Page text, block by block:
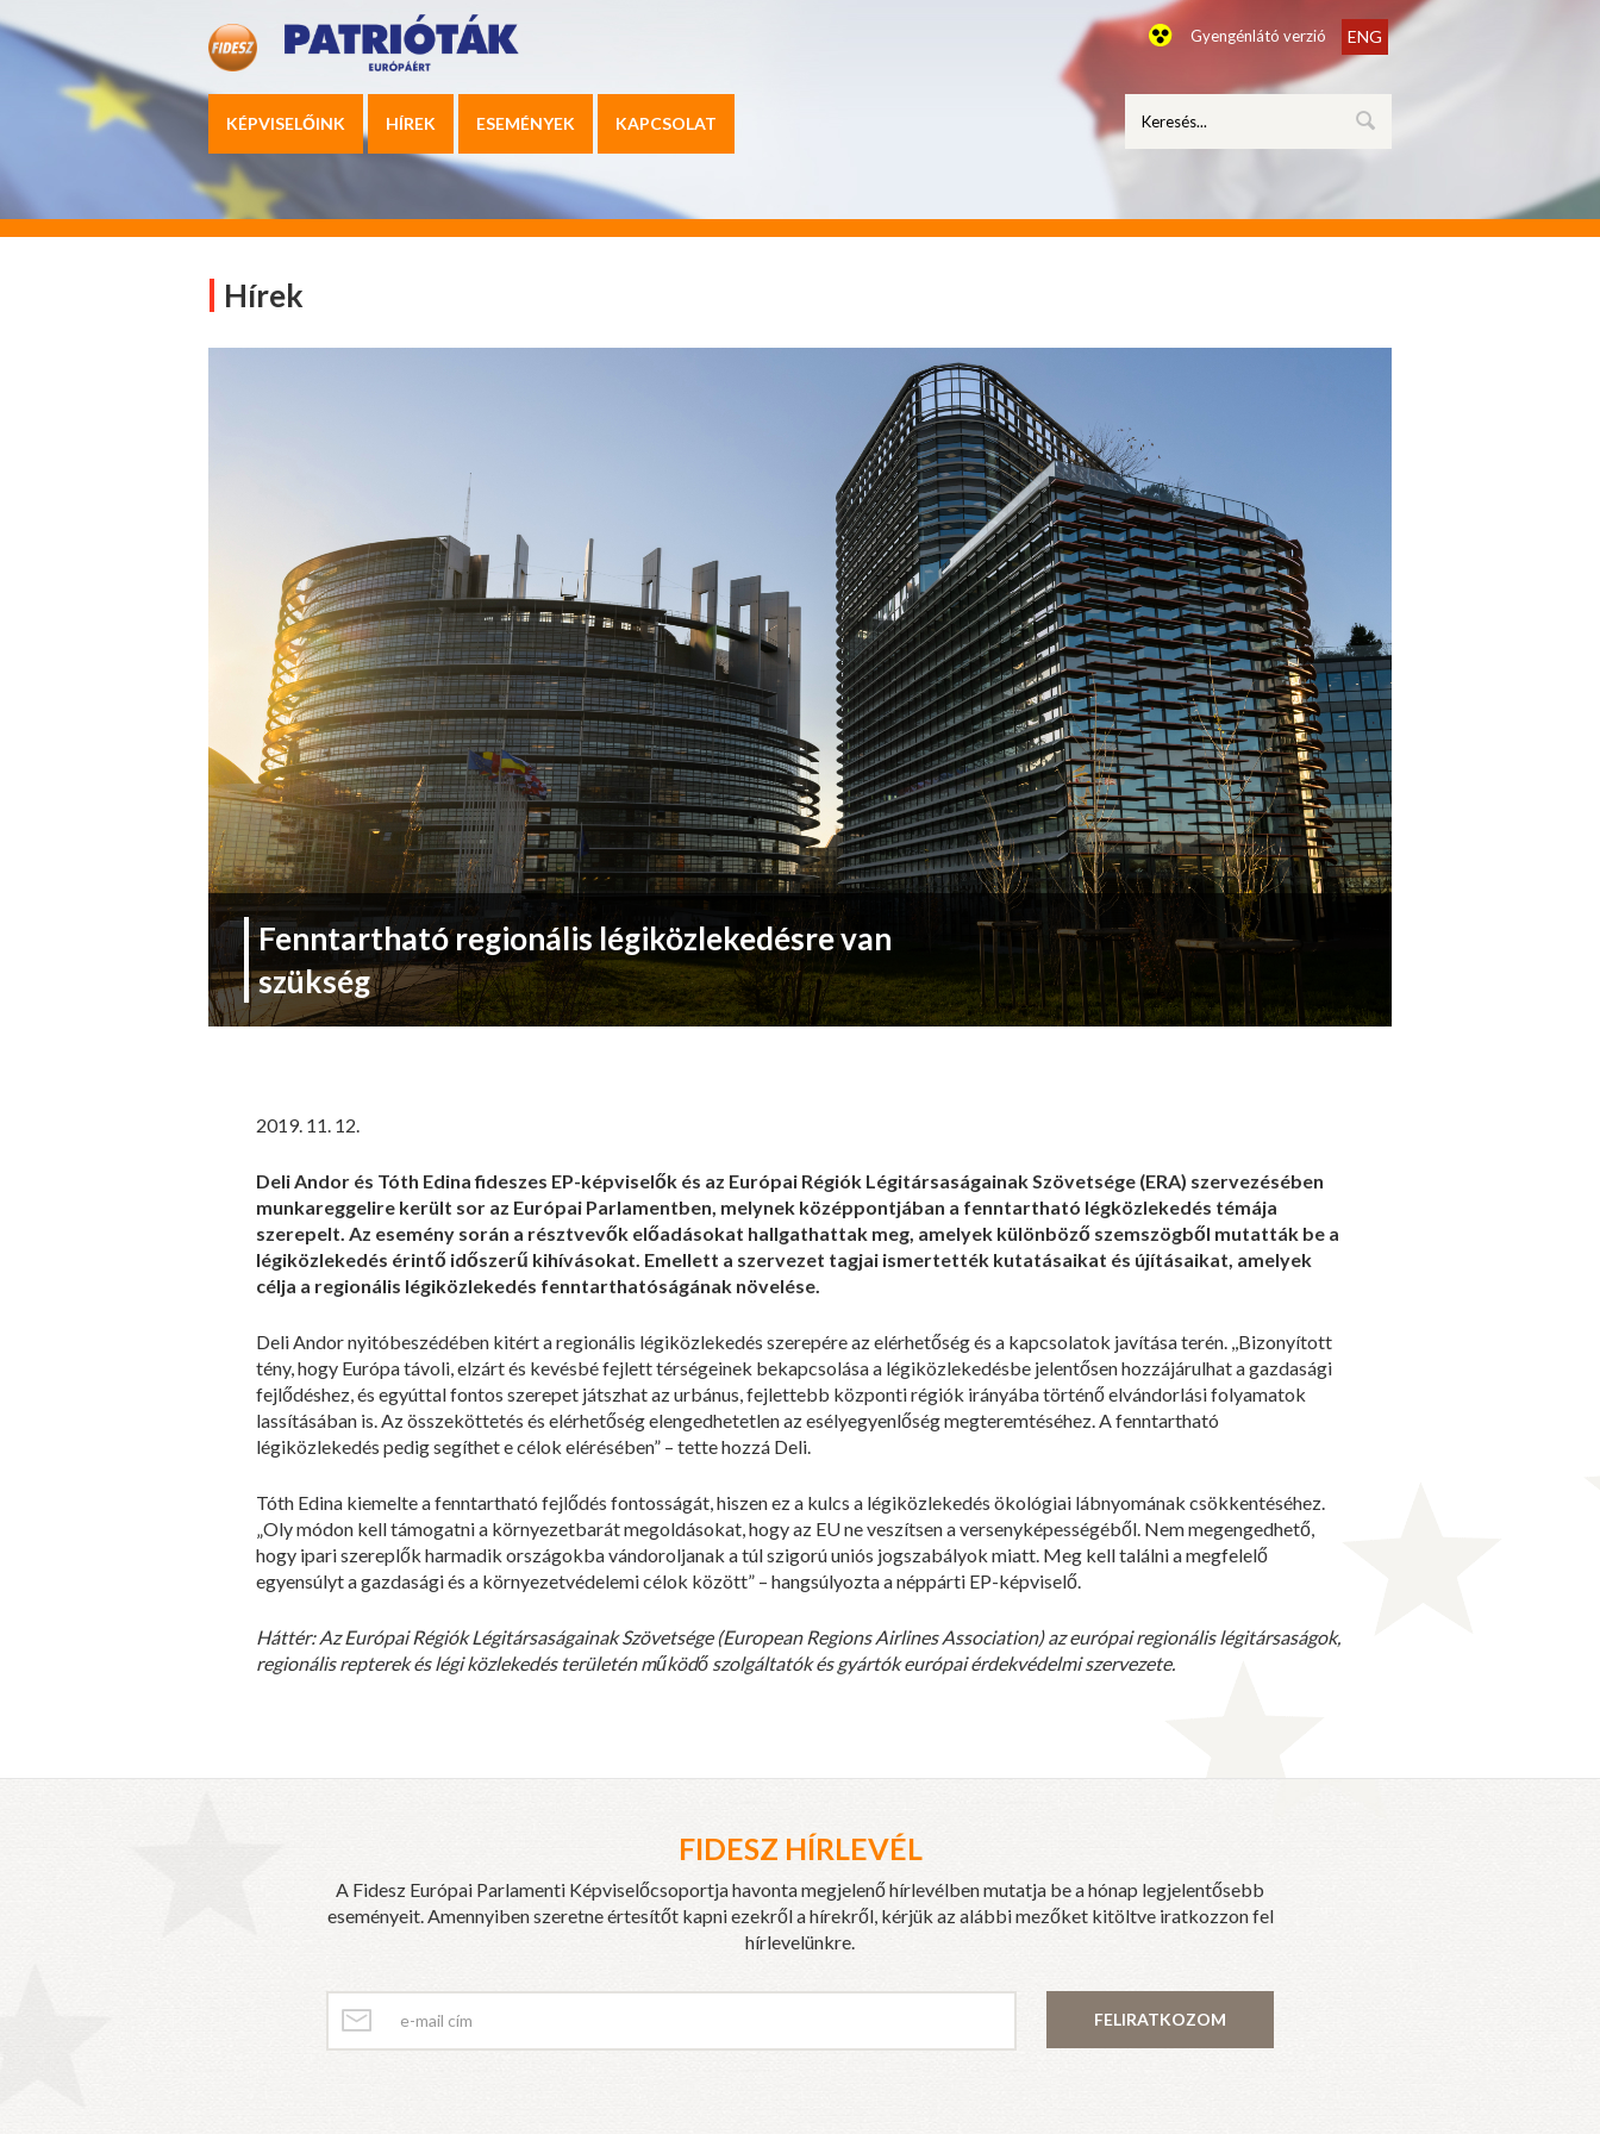
Gyengénlátó verzió ENG
KÉPVISELŐINK HÍREK ESEMÉNYEK KAPCSOLAT
Hírek
Fenntartható regionális légiközlekedésre van
szükség
2019. 11. 12.
Deli Andor és Tóth Edina fideszes EP-képviselők és az Európai Régiók Légitársaságainak Szövetsége (ERA) szervezésében
munkareggelire került sor az Európai Parlamentben, melynek középpontjában a fenntartható légközlekedés témája
szerepelt. Az esemény során a résztvevők előadásokat hallgathattak meg, amelyek különböző szemszögből mutatták be a
légiközlekedés érintő időszerű kihívásokat. Emellett a szervezet tagjai ismertették kutatásaikat és újításaikat, amelyek
célja a regionális légiközlekedés fenntarthatóságának növelése.
Deli Andor nyitóbeszédében kitért a regionális légiközlekedés szerepére az elérhetőség és a kapcsolatok javítása terén. ,,Bizonyított
tény, hogy Európa távoli, elzárt és kevésbé fejlett térségeinek bekapcsolása a légiközlekedésbe jelentősen hozzájárulhat a gazdasági
fejlődéshez, és egyúttal fontos szerepet játszhat az urbánus, fejlettebb központi régiók irányába történő elvándorlási folyamatok
lassításában is. Az összeköttetés és elérhetőség elengedhetetlen az esélyegyenlőség megteremtéséhez. A fenntartható
légiközlekedés pedig segíthet e célok elérésében” – tette hozzá Deli.
Tóth Edina kiemelte a fenntartható fejlődés fontosságát, hiszen ez a kulcs a légiközlekedés ökológiai lábnyomának csökkentéséhez.
„Oly módon kell támogatni a környezetbarát megoldásokat, hogy az EU ne veszítsen a versenyképességéből. Nem megengedhető,
hogy ipari szereplők harmadik országokba vándoroljanak a túl szigorú uniós jogszabályok miatt. Meg kell találni a megfelelő
egyensúlyt a gazdasági és a környezetvédelemi célok között” – hangsúlyozta a néppárti EP-képviselő.
Háttér: Az Európai Régiók Légitársaságainak Szövetsége (European Regions Airlines Association) az európai regionális légitársaságok,
regionális repterek és légi közlekedés területén működő szolgáltatók és gyártók európai érdekvédelmi szervezete.
FIDESZ HÍRLEVÉL
A Fidesz Európai Parlamenti Képviselőcsoportja havonta megjelenő hírlevélben mutatja be a hónap legjelentősebb
eseményeit. Amennyiben szeretne értesítőt kapni ezekről a hírekről, kérjük az alábbi mezőket kitöltve iratkozzon fel
hírlevelünkre.
FELIRATKOZOM